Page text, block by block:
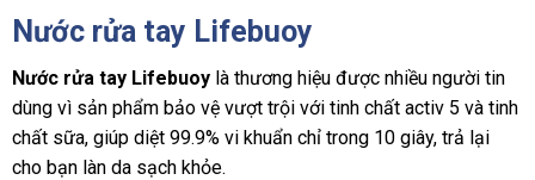
Nước rửa tay Lifebuoy
Nước rửa tay Lifebuoy là thương hiệu được nhiều người tin
dùng vì sản phẩm bảo vệ vượt trội với tinh chất activ 5 và tinh
chất sữa, giúp diệt 99.9% vi khuẩn chỉ trong 10 giây, trả lại
cho bạn làn da sạch khỏe.